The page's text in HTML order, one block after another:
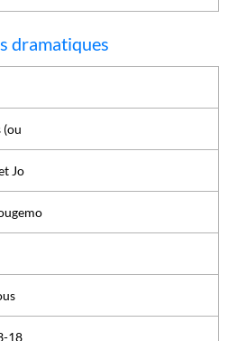
dramatiques
(ou
Jo
18